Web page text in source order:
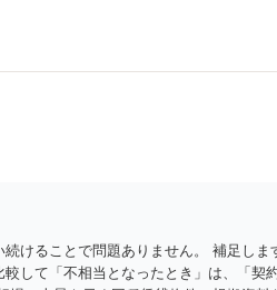
けることで問題ありません。 補足し
して「不相当となったとき」は、「契